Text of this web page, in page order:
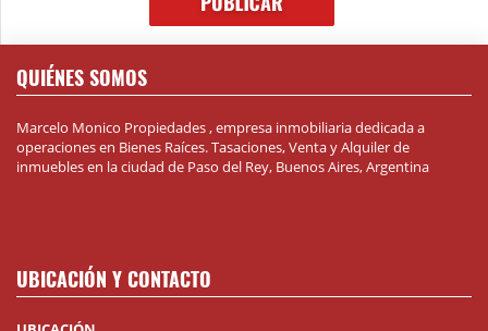
QUIÉNES SOMOS
Marcelo Monico Propiedades , empresa inmobiliaria dedicada a
operaciones en Bienes Raíces. Tasaciones, Venta y Alquiler de
inmuebles en la ciudad de Paso del Rey, Buenos Aires, Argentina
UBICACIÓN Y CONTACTO